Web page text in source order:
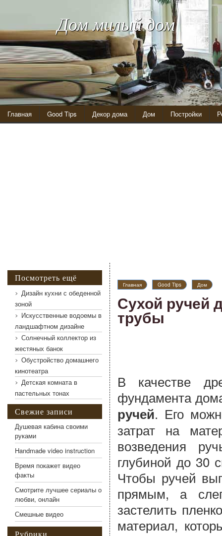
Дом милый дом
Главная Good Tips Декор дома Дом Постройки
Главная Good Tips Дом
Сухой ручей
трубы
В качестве
фундамента
ручей. Его
затрат на
возведения
глубиной до 30
Чтобы ручей
прямым, а
застелить
материал,
Посмотреть ещё
Дизайн кухни с обеденной
зоной
Искусственные водоемы в
ландшафтном дизайне
Солнечный коллектор из
жестяных банок
Обустройство домашнего
кинотеатра
Детская комната в
пастельных тонах
Свежие записи
Душевая кабина своими
руками
Handmade video instruction
Время покажет видео
факты
Смотрите лучшее сериалы о
любви, онлайн
Смешные видео
Рубрики